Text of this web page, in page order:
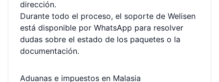
dirección.
Durante todo el proceso, el soporte de Welisen
está disponible por WhatsApp para resolver
dudas sobre el estado de los paquetes o la
documentación.
Aduanas e impuestos en Malasia